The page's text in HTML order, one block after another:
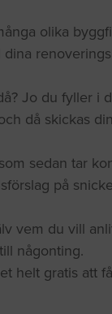
olika
Jo du fyller i
då skickas
sedan tar
på
vem du vill
någonting.
helt gratis att